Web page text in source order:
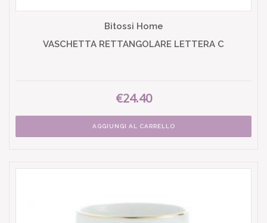
Bitossi Home
VASCHETTA RETTANGOLARE LETTERA C
€24.40
AGGIUNGI AL CARRELLO